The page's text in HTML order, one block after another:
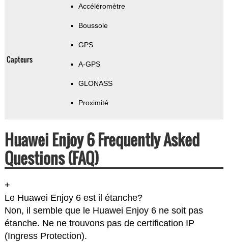
Capteurs
Accéléromètre
Boussole
GPS
A-GPS
GLONASS
Proximité
Huawei Enjoy 6 Frequently Asked
Questions (FAQ)
+
Le Huawei Enjoy 6 est il étanche?
Non, il semble que le Huawei Enjoy 6 ne soit pas
étanche. Ne ne trouvons pas de certification IP
(Ingress Protection).